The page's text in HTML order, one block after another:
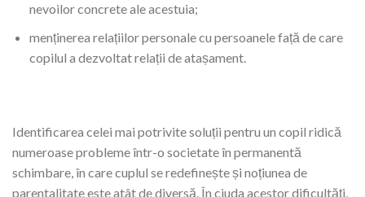
nevoilor concrete ale acestuia;
menținerea relațiilor personale cu persoanele față de care
copilul a dezvoltat relații de atașament.
Identificarea celei mai potrivite soluții pentru un copil ridică
numeroase probleme într-o societate în permanentă
schimbare, în care cuplul se redefinește și noțiunea de
parentalitate este atât de diversă. În ciuda acestor dificultăți,